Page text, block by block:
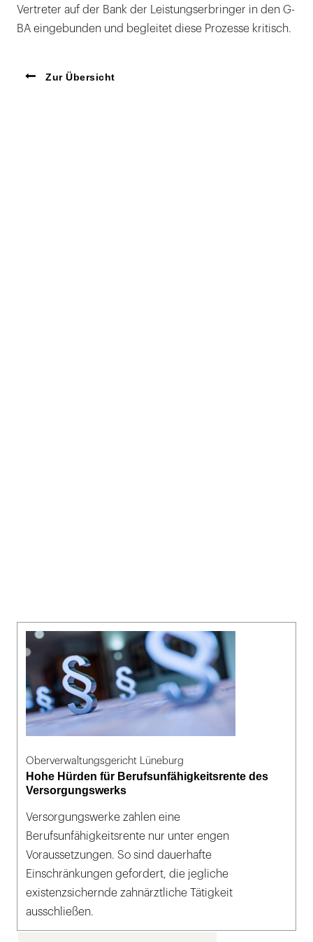
Vertreter auf der Bank der Leistungserbringer in den G-
BA eingebunden und begleitet diese Prozesse kritisch.
Zur Übersicht
Oberverwaltungsgericht Lüneburg
Hohe Hürden für Berufsunfähigkeitsrente des
Versorgungswerks
Versorgungswerke zahlen eine
Berufsunfähigkeitsrente nur unter engen
Voraussetzungen. So sind dauerhafte
Einschränkungen gefordert, die jegliche
existenzsichernde zahnärztliche Tätigkeit
ausschließen.